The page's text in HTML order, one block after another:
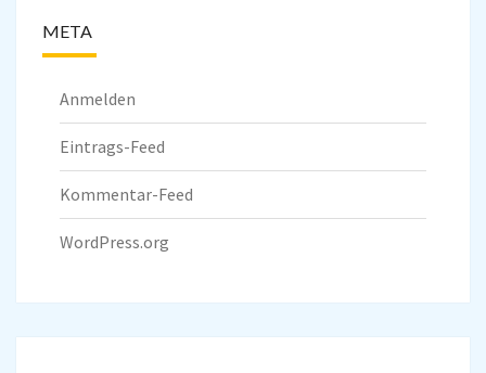
META
Anmelden
Eintrags-Feed
Kommentar-Feed
WordPress.org